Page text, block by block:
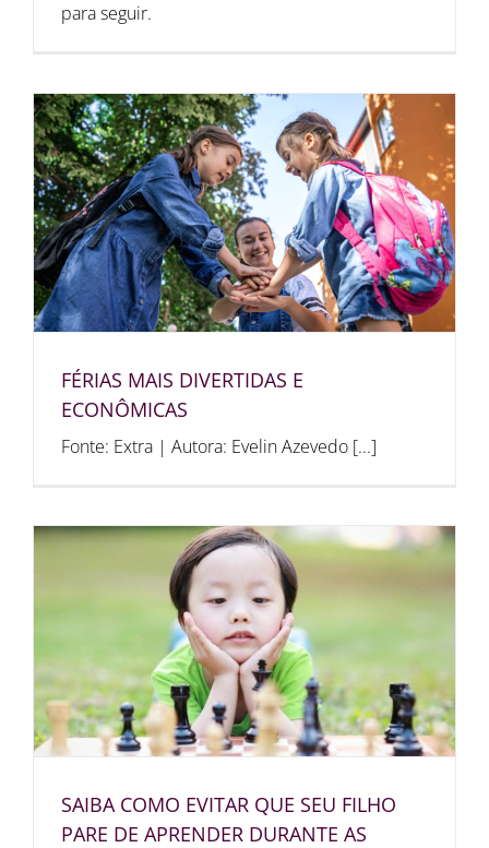
para seguir.
FÉRIAS MAIS DIVERTIDAS E
ECONÔMICAS
Fonte: Extra | Autora: Evelin Azevedo [...]
SAIBA COMO EVITAR QUE SEU FILHO
PARE DE APRENDER DURANTE AS